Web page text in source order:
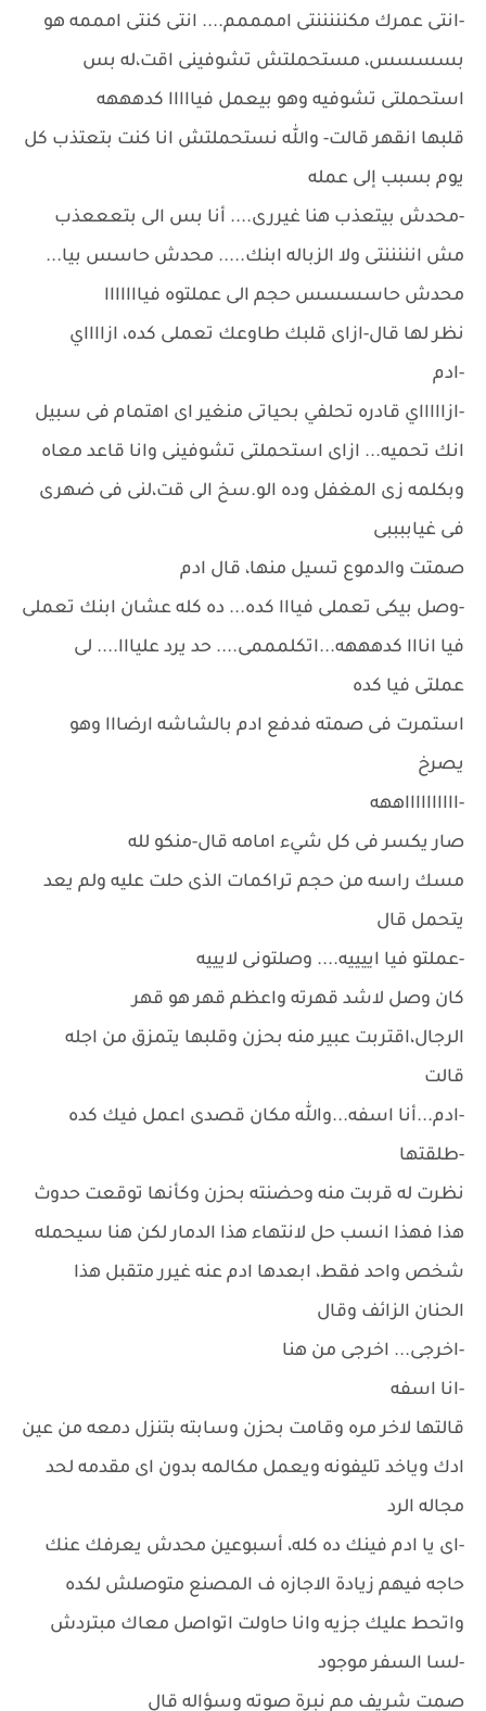
-انتى عمرك مكنننننتى اممممم.... انتى كنتى امممه هو
بسسسس، مستحملتش تشوفينى اقت،له بس
استحملتى تشوفيه وهو بيعمل فيااااا كدهههه
قلبها انقهر قالت- والله نستحملتش انا كنت بتعتذب كل
يوم بسبب إلى عمله
-محدش بيتعذب هنا غيررى.... أنا بس الى بتعععذب
مش انننننتى ولا الزباله ابنك..... محدش حاسس بيا...
محدش حاسسسس حجم الى عملتوه فيااااااا
نظر لها قال-ازاى قلبك طاوعك تعملى كده، ازااااي
-ادم
-ازاااااي قادره تحلفي بحياتى منغير اى اهتمام فى سبيل
انك تحميه... ازاى استحملتى تشوفينى وانا قاعد معاه
وبكلمه زى المغفل وده الو.سخ الى قت،لنى فى ضهرى
فى غياببببى
صمتت والدموع تسيل منها، قال ادم
-وصل بيكى تعملى فيااا كده... ده كله عشان ابنك تعملى
فيا انااا كدهههه...اتكلمممى.... حد يرد عليااا.... لى
عملتى فيا كده
استمرت فى صمته فدفع ادم بالشاشه ارضااا وهو
يصرخ
-ااااااااااههه
صار يكسر فى كل شيء امامه قال-منكو لله
مسك راسه من حجم تراكمات الذى حلت عليه ولم يعد
يتحمل قال
-عملتو فيا اييييه.... وصلتونى لايييه
كان وصل لاشد قهرته واعظم قهر هو قهر
الرجال،اقتربت عبير منه بحزن وقلبها يتمزق من اجله
قالت
-ادم...أنا اسفه...والله مكان قصدى اعمل فيك كده
-طلقتها
نظرت له قربت منه وحضنته بحزن وكأنها توقعت حدوث
هذا فهذا انسب حل لانتهاء هذا الدمار لكن هنا سيحمله
شخص واحد فقط، ابعدها ادم عنه غيرر متقبل هذا
الحنان الزائف وقال
-اخرجى... اخرجى من هنا
-انا اسفه
قالتها لاخر مره وقامت بحزن وسابته بتنزل دمعه من عين
ادك وياخد تليفونه ويعمل مكالمه بدون اى مقدمه لحد
مجاله الرد
-اى يا ادم فينك ده كله، أسبوعين محدش يعرفك عنك
حاجه فيهم زيادة الاجازه ف المصنع متوصلش لكده
واتحط عليك جزيه وانا حاولت اتواصل معاك مبتردش
-لسا السفر موجود
صمت شريف مم نبرة صوته وسؤاله قال